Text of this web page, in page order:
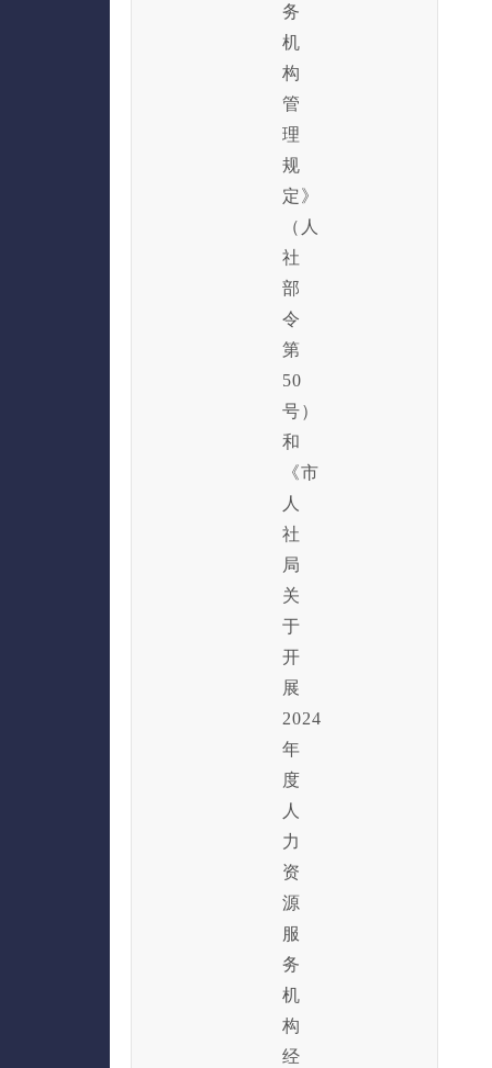
务
机
构
管
理
规
定》
（人
社
部
令
第
50
号）
和
《市
人
社
局
关
于
开
展
2024
年
度
人
力
资
源
服
务
机
构
经